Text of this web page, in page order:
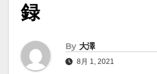
録
By 大澤
8月 1, 2021